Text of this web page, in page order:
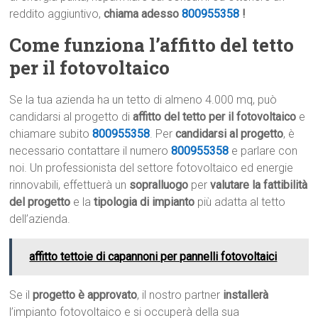
reddito aggiuntivo,chiama adesso800955358 !
Come funziona l’affitto del tetto
per il fotovoltaico
Se la tua azienda ha un tetto di almeno 4.000 mq, può
candidarsi al progetto diaffitto del tetto per il fotovoltaico e
chiamare subito800955358. Percandidarsi al progetto, è
necessario contattare il numero800955358 e parlare con
noi. Un professionista del settore fotovoltaico ed energie
rinnovabili, effettuerà un sopralluogo pervalutare la fattibilità
del progetto e latipologia di impianto più adatta al tetto
dell’azienda.
affitto tettoie di capannoni per pannelli fotovoltaici
Se ilprogetto è approvato, il nostro partner installerà
l’impianto fotovoltaico e si occuperà della sua